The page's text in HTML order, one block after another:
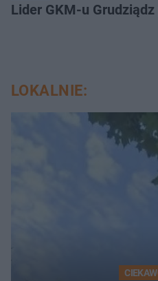
Lider GKM-u
LOKALNIE: